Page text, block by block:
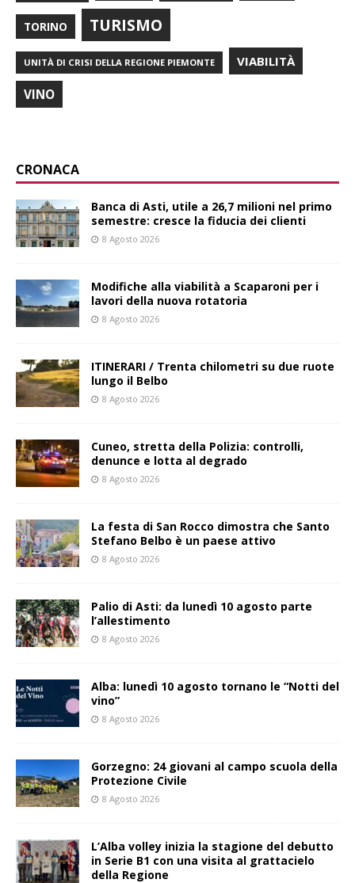
TORINO TURISMO
UNITÀ DI CRISI DELLA REGIONE PIEMONTE VIABILITÀ
VINO
CRONACA
Banca di Asti, utile a 26,7 milioni nel primo
semestre: cresce la fiducia dei clienti
8 Agosto 2026
Modifiche alla viabilità a Scaparoni per i
lavori della nuova rotatoria
8 Agosto 2026
ITINERARI / Trenta chilometri su due ruote
lungo il Belbo
8 Agosto 2026
Cuneo, stretta della Polizia: controlli,
denunce e lotta al degrado
8 Agosto 2026
La festa di San Rocco dimostra che Santo
Stefano Belbo è un paese attivo
8 Agosto 2026
Palio di Asti: da lunedì 10 agosto parte
l’allestimento
8 Agosto 2026
Alba: lunedì 10 agosto tornano le “Notti del
vino”
8 Agosto 2026
Gorzegno: 24 giovani al campo scuola della
Protezione Civile
8 Agosto 2026
L’Alba volley inizia la stagione del debutto
in Serie B1 con una visita al grattacielo
della Regione